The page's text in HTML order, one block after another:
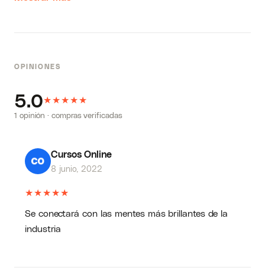
OPINIONES
5.0★★★★★
1 opinión · compras verificadas
Cursos Online
8 junio, 2022
★★★★★
Se conectará con las mentes más brillantes de la
industria